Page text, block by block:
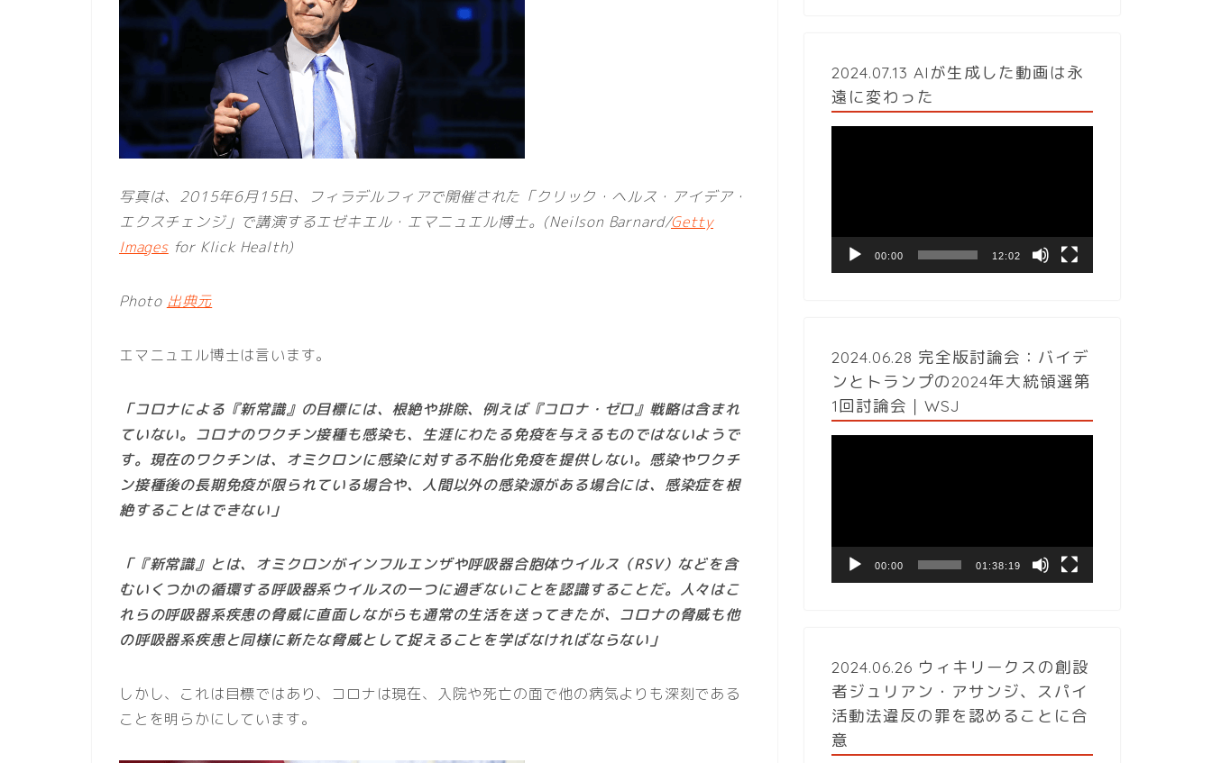
写真は、2015年6月15日、フィラデルフィアで開催された「クリック・ヘルス・アイデア・
エクスチェンジ」で講演するエゼキエル・エマニュエル博士。(Neilson Barnard/Getty
Imagesfor Klick Health)
Photo 出典元
エマニュエル博士は言います。
「コロナによる『新常識』の目標には、根絶や排除、例えば『コロナ・ゼロ』戦略は含まれ
ていない。コロナのワクチン接種も感染も、生涯にわたる免疫を与えるものではないようで
す。現在のワクチンは、オミクロンに感染に対する不胎化免疫を提供しない。感染やワクチ
ン接種後の長期免疫が限られている場合や、人間以外の感染源がある場合には、感染症を根
絶することはできない」
「『新常識』とは、オミクロンがインフルエンザや呼吸器合胞体ウイルス（RSV）などを含
むいくつかの循環する呼吸器系ウイルスの一つに過ぎないことを認識することだ。人々はこ
れらの呼吸器系疾患の脅威に直面しながらも通常の生活を送ってきたが、コロナの脅威も他
の呼吸器系疾患と同様に新たな脅威として捉えることを学ばなければならない」
しかし、これは目標ではあり、コロナは現在、入院や死亡の面で他の病気よりも深刻である
ことを明らかにしています。
2024.07.13 AIが生成した動画は永
遠に変わった
ヤ
00:00 12:02
2024.06.28 完全版討論会：バイデ
ンとトランプの2024年大統領選第
1回討論会｜WSJ
ヤ
00:00 01:38:19
2024.06.26 ウィキリークスの創設
者ジュリアン・アサンジ、スパイ
活動法違反の罪を認めることに合
意